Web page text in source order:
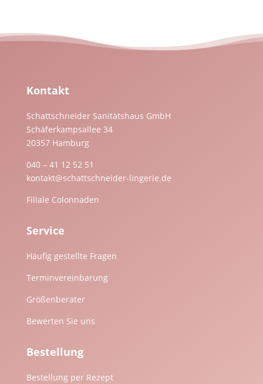
Kontakt
Schattschneider Sanitätshaus GmbH
Schäferkampsallee 34
20357 Hamburg
040 – 41 12 52 51
kontakt@schattschneider-lingerie.de
Filiale Colonnaden
Service
Häufig gestellte Fragen
Terminvereinbarung
Größenberater
Bewerten Sie uns
Bestellung
Bestellung per Rezept